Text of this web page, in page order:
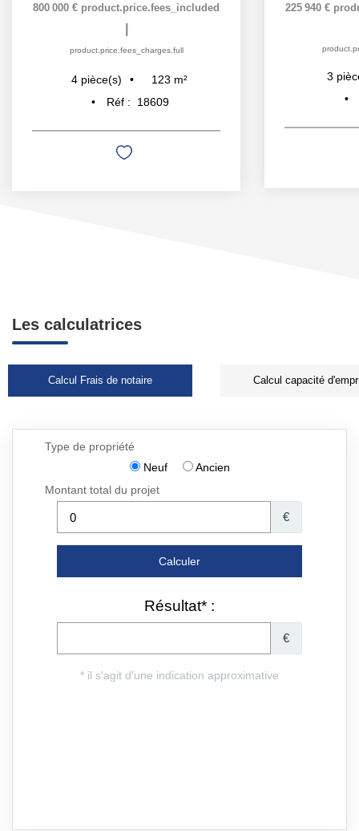
800 000 € product.price.fees_included
product.price.fees_charges.full
4 pièce(s) 123 m²
Réf :
18609
225 940 €
3
Les calculatrices
Calcul Frais de notaire Calcul capacité